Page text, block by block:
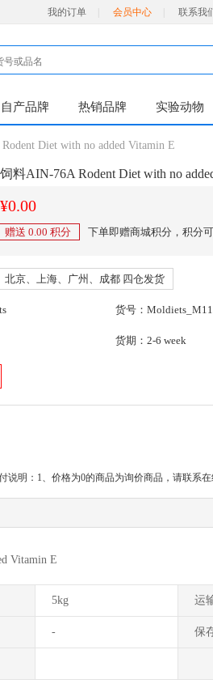
我的订单 会员中心 联系我
自产品牌 热销品牌 实验动物
Diet with no added Vitamin E
料AIN-76A Rodent Diet with no
¥0.00
赠送 0.00 积分 下单即赠商城积分，积分
北京、上海、广州、成都 四仓发货
货号：
货期：2-6 week
说明：1、价格为0的商品为询价商品，请联系
Vitamin E
5kg 运
- 保